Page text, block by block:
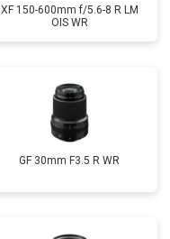
XF 150-600mm f/5.6-8 R LM
OIS WR
GF 30mm F3.5 R WR